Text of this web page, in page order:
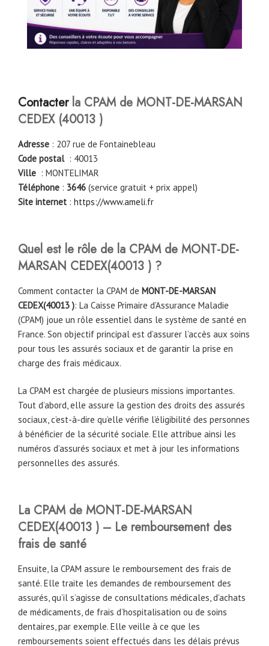
Contacterla CPAM de MONT-DE-MARSAN
CEDEX (40013 )
Adresse : 207 rue de Fontainebleau
Code postal: 40013
Ville : MONTELIMAR
Téléphone : 3646 (service gratuit + prix appel)
Site internet : https://www.ameli.fr
Quel est le rôle de la CPAM de MONT-DE-
MARSAN CEDEX(40013 ) ?
Comment contacter la CPAM de MONT-DE-MARSAN
CEDEX(40013): La Caisse Primaire d’Assurance Maladie
(CPAM) joue un rôle essentiel dans le système de santé en
France. Son objectif principal est d’assurer l’accès aux soins
pour tous les assurés sociaux et de garantir la prise en
charge des frais médicaux.
La CPAM est chargée de plusieurs missions importantes.
Tout d’abord, elle assure la gestion des droits des assurés
sociaux, c’est-à-dire qu’elle vérifie l’éligibilité des personnes
à bénéficier de la sécurité sociale. Elle attribue ainsi les
numéros d’assurés sociaux et met à jour les informations
personnelles des assurés.
La CPAM de MONT-DE-MARSAN
CEDEX(40013 ) – Le remboursement des
frais de santé
Ensuite, la CPAM assure le remboursement des frais de
santé. Elle traite les demandes de remboursement des
assurés, qu’il s’agisse de consultations médicales, d’achats
de médicaments, de frais d’hospitalisation ou de soins
dentaires, par exemple. Elle veille à ce que les
remboursements soient effectués dans les délais prévus